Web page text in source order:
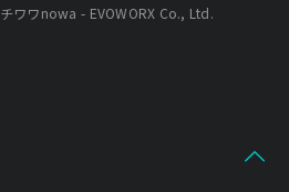
チワワnowa - EVOWORX Co., Ltd.